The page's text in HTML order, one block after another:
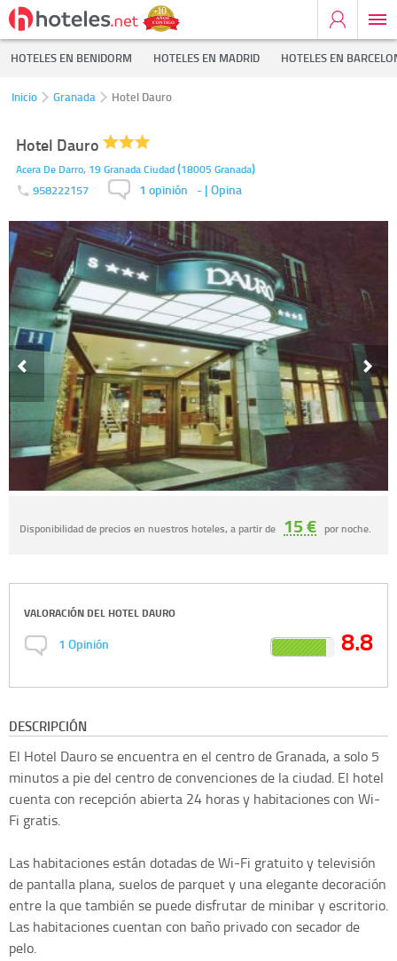
HOTELES EN BENIDORM HOTELES EN MADRID HOTELES EN
Inicio Granada Hotel Dauro
Hotel Dauro
Acera De Darro, 19Granada Ciudad(18005 Granada)
958222157 1 opinión - | Opina
Disponibilidad de precios en nuestros hoteles, a partir de 15 € por noche.
VALORACIÓN DEL HOTEL DAURO
1 Opinión 8.8
DESCRIPCIÓN
El Hotel Dauro se encuentra en el centro de Granada, a solo 5
minutos a pie del centro de convenciones de la ciudad. El hotel
cuenta con recepción abierta 24 horas y habitaciones con Wi-
Fi gratis.
Las habitaciones están dotadas de Wi-Fi gratuito y televisión
de pantalla plana, suelos de parquet y una elegante decoración
entre la que también se puede disfrutar de minibar y escritorio.
Las habitaciones cuentan con baño privado con secador de
pelo.